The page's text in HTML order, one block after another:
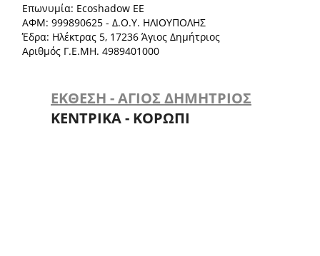
Επωνυμία: Ecoshadow ΕΕ
ΑΦΜ: 999890625 - Δ.Ο.Υ. ΗΛΙΟΥΠΟΛΗΣ
Έδρα: Ηλέκτρας 5, 17236 Άγιος Δημήτριος
Αριθμός Γ.Ε.ΜΗ. 4989401000
ΕΚΘΕΣΗ - ΑΓΙΟΣ ΔΗΜΗΤΡΙΟΣ
ΚΕΝΤΡΙΚΑ - ΚΟΡΩΠΙ